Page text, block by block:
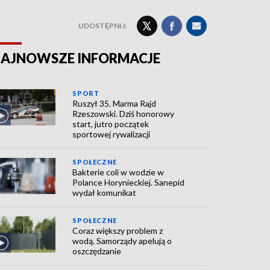
UDOSTĘPNIJ:
INFORMACJE
SPORT
Ruszył 35. Marma Rajd
Rzeszowski. Dziś honorowy
start, jutro początek
sportowej rywalizacji
SPOŁECZNE
Bakterie coli w wodzie w
Polance Horynieckiej. Sanepid
wydał komunikat
SPOŁECZNE
Coraz większy problem z
wodą. Samorządy apelują o
oszczędzanie